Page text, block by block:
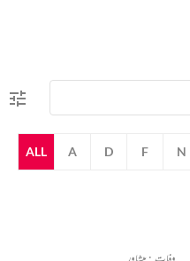
ALL A D F N
وفات : پیشاور